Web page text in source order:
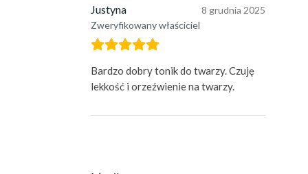
Justyna
Zweryfikowany właściciel
8 grudnia 2025
Bardzo dobry tonik do twarzy. Czuję
lekkość i orzeźwienie na twarzy.